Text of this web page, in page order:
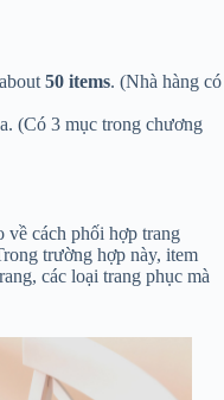
50 items. (Nhà hàng có
(Có 3 mục trong chương
về cách phối hợp trang
trường hợp này, item
các loại trang phục mà